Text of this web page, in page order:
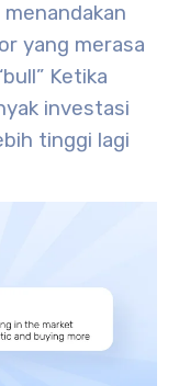
yang merasa
Ketika
investasi
tinggi lagi